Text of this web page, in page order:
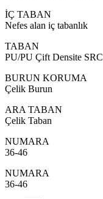
İÇ TABAN
Nefes alan iç tabanlık
TABAN
PU/PU Çift Densite SRC
BURUN KORUMA
Çelik Burun
ARA TABAN
Çelik Taban
NUMARA
36-46
NUMARA
36-46